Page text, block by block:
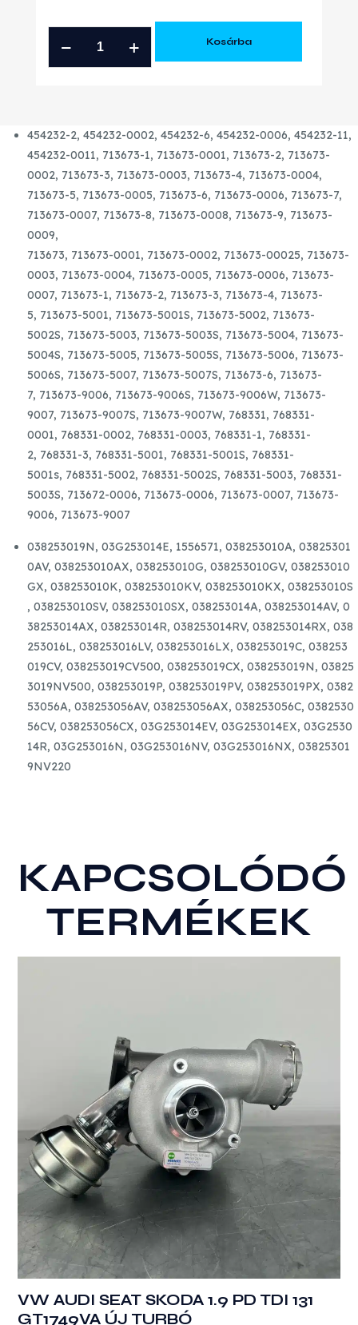
TURBÓ
mennyiség
Kosárba
454232-2, 454232-0002, 454232-6, 454232-0006, 454232-11,
454232-0011, 713673-1, 713673-0001, 713673-2, 713673-
0002, 713673-3, 713673-0003, 713673-4, 713673-0004,
713673-5, 713673-0005, 713673-6, 713673-0006, 713673-7,
713673-0007, 713673-8, 713673-0008, 713673-9, 713673-
0009,
713673, 713673-0001, 713673-0002, 713673-00025, 713673-
0003, 713673-0004, 713673-0005, 713673-0006, 713673-
0007, 713673-1, 713673-2, 713673-3, 713673-4, 713673-
5, 713673-5001, 713673-5001S, 713673-5002, 713673-
5002S, 713673-5003, 713673-5003S, 713673-5004, 713673-
5004S, 713673-5005, 713673-5005S, 713673-5006, 713673-
5006S, 713673-5007, 713673-5007S, 713673-6, 713673-
7, 713673-9006, 713673-9006S, 713673-9006W, 713673-
9007, 713673-9007S, 713673-9007W, 768331, 768331-
0001, 768331-0002, 768331-0003, 768331-1, 768331-
2, 768331-3, 768331-5001, 768331-5001S, 768331-
5001s, 768331-5002, 768331-5002S, 768331-5003, 768331-
5003S, 713672-0006, 713673-0006, 713673-0007, 713673-
9006, 713673-9007
038253019N, 03G253014E, 1556571, 038253010A, 03825301
0AV, 038253010AX, 038253010G, 038253010GV, 038253010
GX, 038253010K, 038253010KV, 038253010KX, 038253010S
, 038253010SV, 038253010SX, 038253014A, 038253014AV, 0
38253014AX, 038253014R, 038253014RV, 038253014RX, 038
253016L, 038253016LV, 038253016LX, 038253019C, 038253
019CV, 038253019CV500, 038253019CX, 038253019N, 03825
3019NV500, 038253019P, 038253019PV, 038253019PX, 0382
53056A, 038253056AV, 038253056AX, 038253056C, 0382530
56CV, 038253056CX, 03G253014EV, 03G253014EX, 03G2530
14R, 03G253016N, 03G253016NV, 03G253016NX, 03825301
9NV220
KAPCSOLÓDÓ
TERMÉKEK
VW AUDI SEAT SKODA 1.9 PD TDI 131
GT1749VA ÚJ TURBÓ